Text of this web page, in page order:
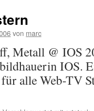
von marc
Metall @ IOS
IOS.
für alle Web-TV